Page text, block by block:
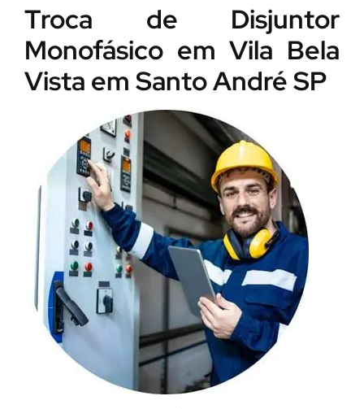
Troca de Disjuntor
Monofásico em Vila Bela
Vista em Santo André SP